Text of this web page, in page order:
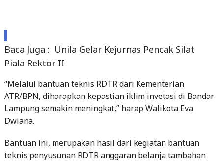
Baca Juga : Unila Gelar Kejurnas Pencak Silat
Piala Rektor II
“Melalui bantuan teknis RDTR dari Kementerian
ATR/BPN, diharapkan kepastian iklim invetasi di Bandar
Lampung semakin meningkat,” harap Walikota Eva
Dwiana.
Bantuan ini, merupakan hasil dari kegiatan bantuan
teknis penyusunan RDTR anggaran belanja tambahan